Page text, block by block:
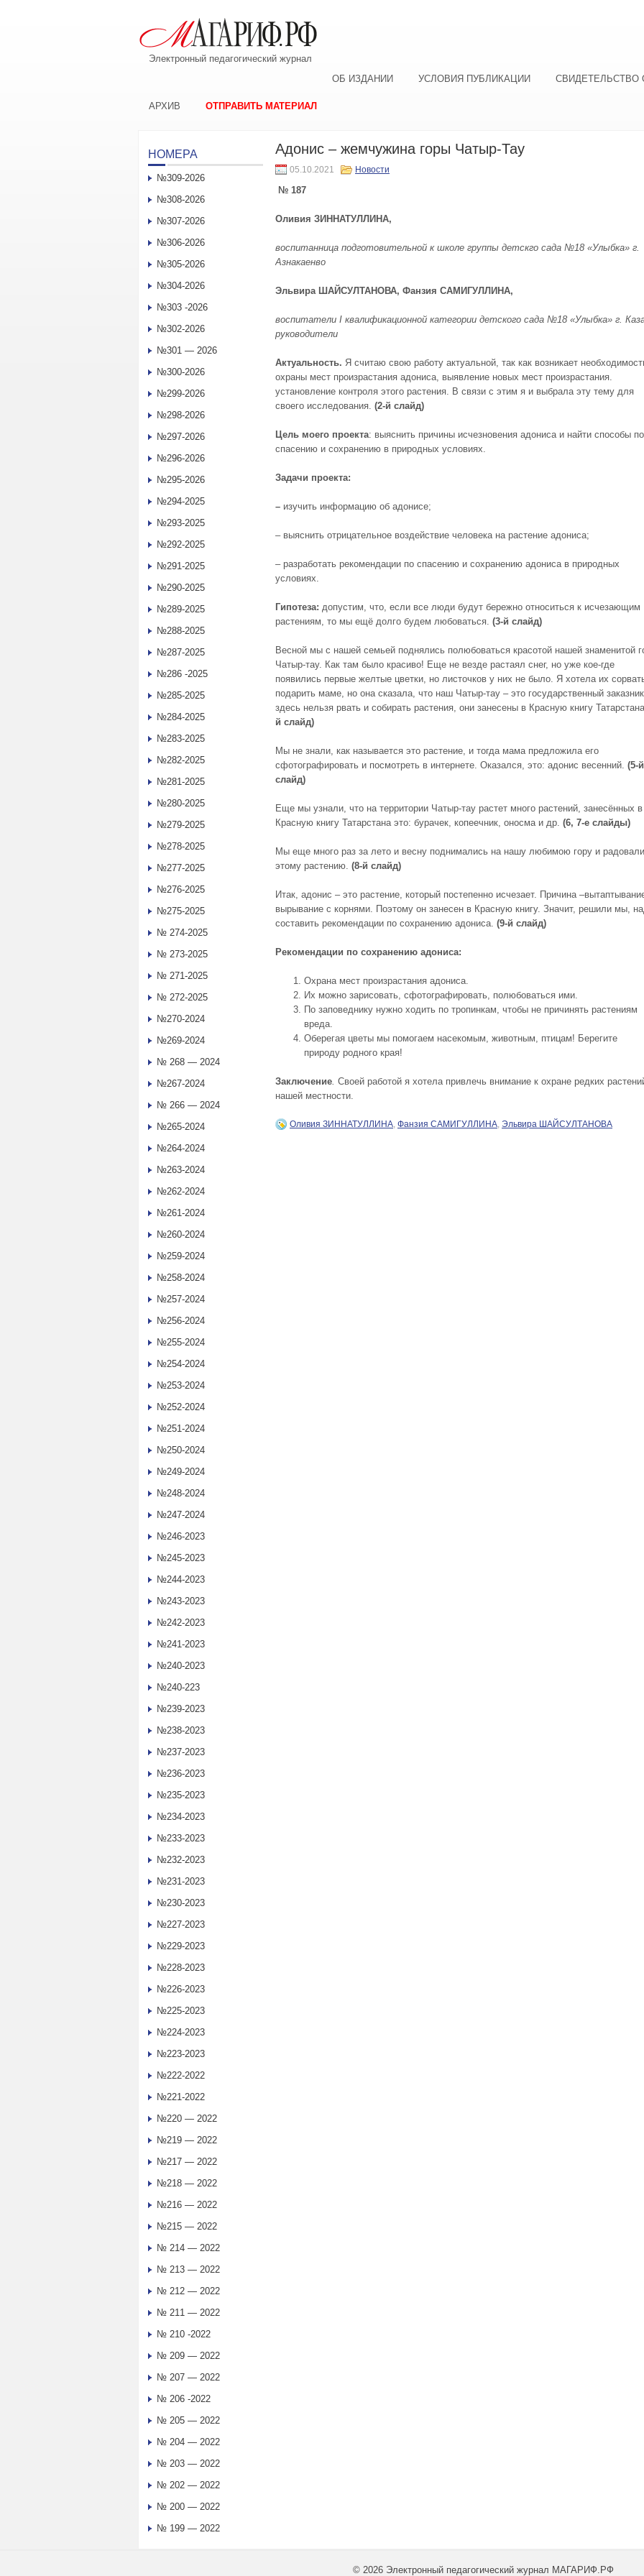
Электронный педагогический журнал
ОБ ИЗДАНИИ
УСЛОВИЯ ПУБЛИКАЦИИ СВИДЕТЕЛЬСТВО
АРХИВ ОТПРАВИТЬ МАТЕРИАЛ
Адонис – жемчужина горы Чатыр-Тау
05.10.2021 Новости
№ 187
Оливия ЗИННАТУЛЛИНА,
воспитанница подготовительной к школе группы детскго сада №18 «Улыбка» г.
Азнакаенво
Эльвира ШАЙСУЛТАНОВА, Фанзия САМИГУЛЛИНА,
воспитатели I квалификационной категории детского сада №18 «Улыбка» г.
руководители
Актуальность. Я считаю свою работу актуальной, так как возникает
охраны мест произрастания адониса, выявление новых мест произрастания.
установление контроля этого растения. В связи с этим я и выбрала эту тему для
своего исследования. (2-й слайд)
Цель моего проекта: выяснить причины исчезновения адониса и найти способы
спасению и сохранению в природных условиях.
Задачи проекта:
– изучить информацию об адонисе;
– выяснить отрицательное воздействие человека на растение адониса;
– разработать рекомендации по спасению и сохранению адониса в природных
условиях.
Гипотеза: допустим, что, если все люди будут бережно относиться к исчезающим
растениям, то мы ещё долго будем любоваться. (3-й слайд)
Весной мы с нашей семьей поднялись полюбоваться красотой нашей знаменитой
Чатыр-тау. Как там было красиво! Еще не везде растаял снег, но уже кое-где
появились первые желтые цветки, но листочков у них не было. Я хотела их
подарить маме, но она сказала, что наш Чатыр-тау – это государственный
здесь нельзя рвать и собирать растения, они занесены в Красную книгу
й слайд)
Мы не знали, как называется это растение, и тогда мама предложила его
сфотографировать и посмотреть в интернете. Оказался, это: адонис весенний. (5-й
слайд)
Еще мы узнали, что на территории Чатыр-тау растет много растений, занесённых в
Красную книгу Татарстана это: бурачек, копеечник, оносма и др. (6, 7-е слайды)
Мы еще много раз за лето и весну поднимались на нашу любимою гору и
этому растению. (8-й слайд)
Итак, адонис – это растение, который постепенно исчезает. Причина
вырывание с корнями. Поэтому он занесен в Красную книгу. Значит, решили мы,
составить рекомендации по сохранению адониса. (9-й слайд)
Рекомендации по сохранению адониса:
Охрана мест произрастания адониса.
Их можно зарисовать, сфотографировать, полюбоваться ими.
По заповеднику нужно ходить по тропинкам, чтобы не причинять растениям
вреда.
Оберегая цветы мы помогаем насекомым, животным, птицам! Берегите
природу родного края!
Заключение. Своей работой я хотела привлечь внимание к охране редких
нашей местности.
Оливия ЗИННАТУЛЛИНА, Фанзия САМИГУЛЛИНА, Эльвира ШАЙСУЛТАНОВА
НОМЕРА
№309-2026
№308-2026
№307-2026
№306-2026
№305-2026
№304-2026
№303 -2026
№302-2026
№301 — 2026
№300-2026
№299-2026
№298-2026
№297-2026
№296-2026
№295-2026
№294-2025
№293-2025
№292-2025
№291-2025
№290-2025
№289-2025
№288-2025
№287-2025
№286 -2025
№285-2025
№284-2025
№283-2025
№282-2025
№281-2025
№280-2025
№279-2025
№278-2025
№277-2025
№276-2025
№275-2025
№ 274-2025
№ 273-2025
№ 271-2025
№ 272-2025
№270-2024
№269-2024
№ 268 — 2024
№267-2024
№ 266 — 2024
№265-2024
№264-2024
№263-2024
№262-2024
№261-2024
№260-2024
№259-2024
№258-2024
№257-2024
№256-2024
№255-2024
№254-2024
№253-2024
№252-2024
№251-2024
№250-2024
№249-2024
№248-2024
№247-2024
№246-2023
№245-2023
№244-2023
№243-2023
№242-2023
№241-2023
№240-2023
№240-223
№239-2023
№238-2023
№237-2023
№236-2023
№235-2023
№234-2023
№233-2023
№232-2023
№231-2023
№230-2023
№227-2023
№229-2023
№228-2023
№226-2023
№225-2023
№224-2023
№223-2023
№222-2022
№221-2022
№220 — 2022
№219 — 2022
№217 — 2022
№218 — 2022
№216 — 2022
№215 — 2022
№ 214 — 2022
№ 213 — 2022
№ 212 — 2022
№ 211 — 2022
№ 210 -2022
№ 209 — 2022
№ 207 — 2022
№ 206 -2022
№ 205 — 2022
№ 204 — 2022
№ 203 — 2022
№ 202 — 2022
№ 200 — 2022
№ 199 — 2022
© 2026 Электронный педагогический журнал МАГАРИФ.РФ